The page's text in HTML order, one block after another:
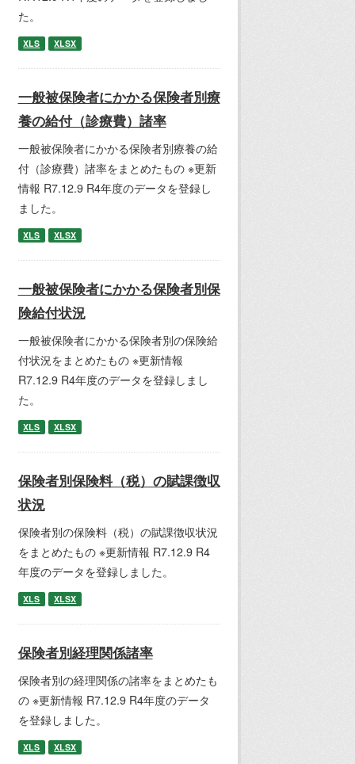
た。
XLS XLSX
一般被保険者にかかる保険者別療
養の給付（診療費）諸率
一般被保険者にかかる保険者別療養の給
付（診療費）諸率をまとめたもの ※更新
情報 R7.12.9 R4年度のデータを登録し
ました。
XLS XLSX
一般被保険者にかかる保険者別保
険給付状況
一般被保険者にかかる保険者別の保険給
付状況をまとめたもの ※更新情報
R7.12.9 R4年度のデータを登録しまし
た。
XLS XLSX
保険者別保険料（税）の賦課徴収
状況
保険者別の保険料（税）の賦課徴収状況
をまとめたもの ※更新情報 R7.12.9 R4
年度のデータを登録しました。
XLS XLSX
保険者別経理関係諸率
保険者別の経理関係の諸率をまとめたも
の ※更新情報 R7.12.9 R4年度のデータ
を登録しました。
XLS XLSX